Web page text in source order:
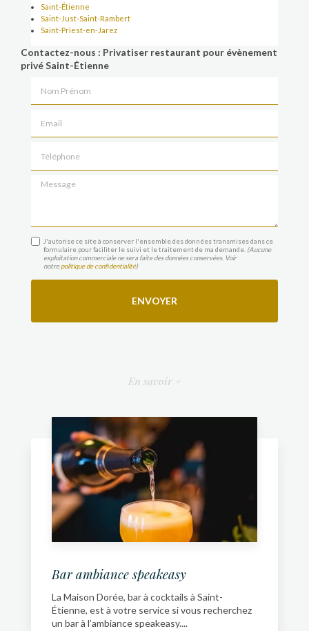
Saint-Étienne
Saint-Just-Saint-Rambert
Saint-Priest-en-Jarez
Contactez-nous : Privatiser restaurant pour évènement
privé Saint-Étienne
Message
J'autorise ce site à conserver l'ensemble des données transmises dans ce
formulaire pour faciliter le suivi et le traitement de ma demande. (Aucune
exploitation commerciale ne sera faite des données conservées. Voir
notrepolitique de confidentialité)
En savoir +
Bar ambiance speakeasy
La Maison Dorée, bar à cocktails à Saint-
Étienne, est à votre service si vous recherchez
un bar à l’ambiance speakeasy....